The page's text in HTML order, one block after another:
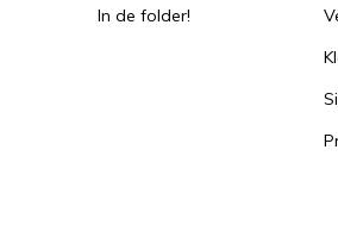
In de folder!